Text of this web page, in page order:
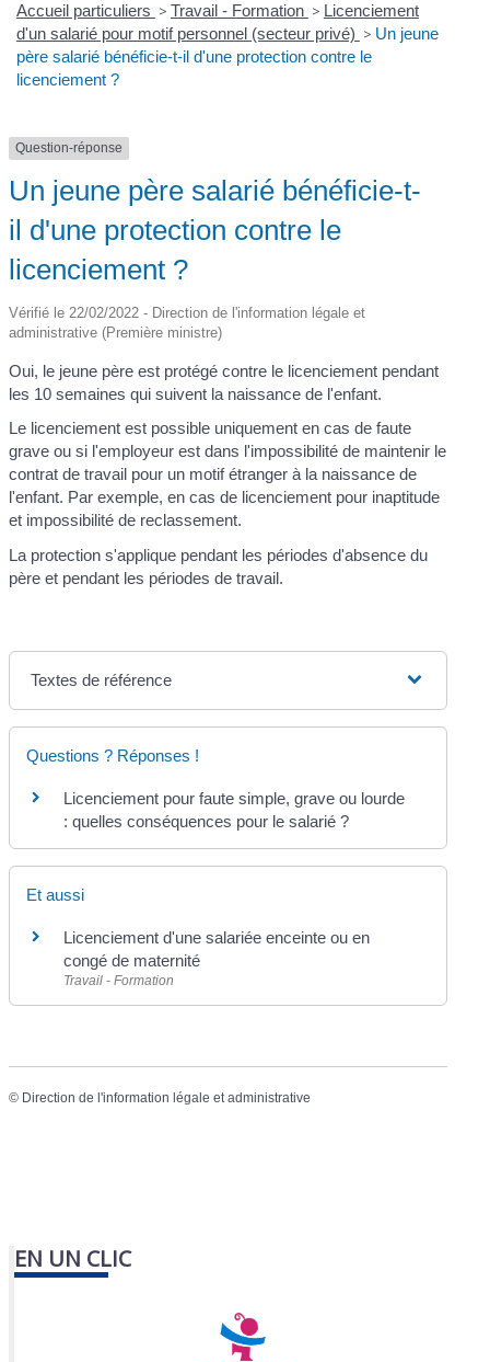
Accueil particuliers > Travail - Formation > Licenciement
d'un salarié pour motif personnel (secteur privé) > Un jeune
père salarié bénéficie-t-il d'une protection contre le
licenciement ?
Question-réponse
Un jeune père salarié bénéficie-t-
il d'une protection contre le
licenciement ?
Vérifié le 22/02/2022 - Direction de l'information légale et
administrative (Première ministre)
Oui, le jeune père est protégé contre le licenciement pendant
les 10 semaines qui suivent la naissance de l'enfant.
Le licenciement est possible uniquement en cas de faute
grave ou si l'employeur est dans l'impossibilité de maintenir le
contrat de travail pour un motif étranger à la naissance de
l'enfant. Par exemple, en cas de licenciement pour inaptitude
et impossibilité de reclassement.
La protection s'applique pendant les périodes d'absence du
père et pendant les périodes de travail.
Textes de référence
Questions ? Réponses !
Licenciement pour faute simple, grave ou lourde
: quelles conséquences pour le salarié ?
Et aussi
Licenciement d'une salariée enceinte ou en
congé de maternité
Travail - Formation
© Direction de l'information légale et administrative
EN UN CLIC